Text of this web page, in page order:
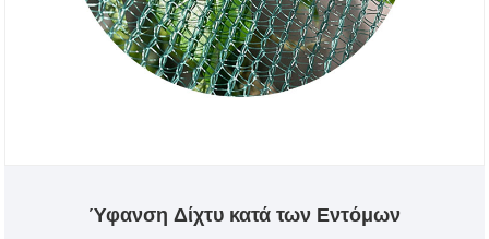
Ύφανση Δίχτυ κατά των Εντόμων